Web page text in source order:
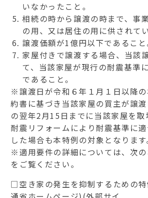
いなかったこと。
相続の時から譲渡の時まで、事
の用、又は居住の用に供されて
譲渡価額が1億円以下であること
家屋付きで譲渡する場合、当該
て、当該家屋が現行の耐震基準
であること。
※譲渡日が令和６年１月１日以降
約書に基づき当該家屋の買主が譲
の翌年2月15日までに当該家屋を取
耐震リフォームにより耐震基準に
した場合も本特例の対象となります
※適用要件の詳細については、次
をご覧ください。
□空き家の発生を抑制するための